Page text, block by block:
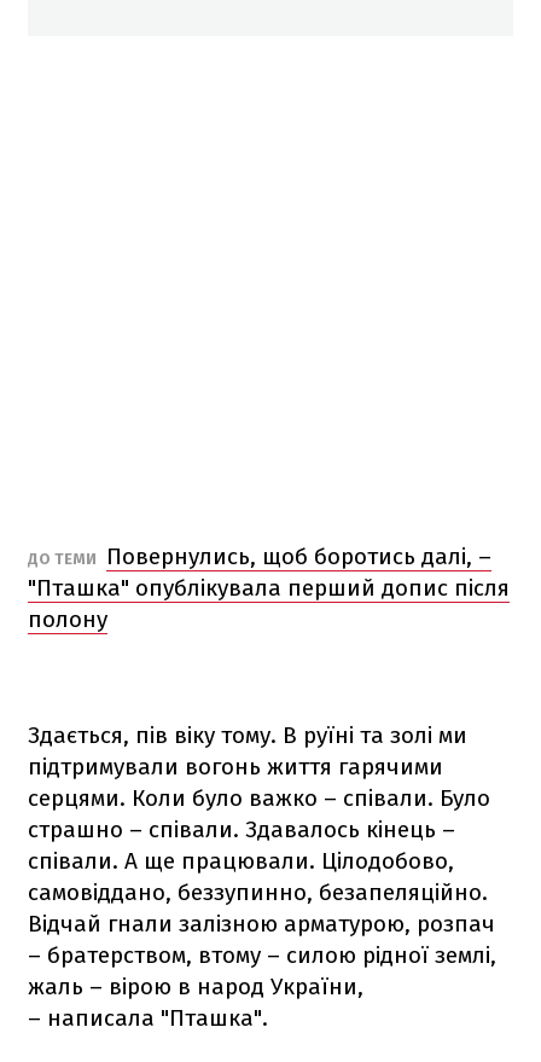
ДО ТЕМИ
Повернулись, щоб боротись далі, –
"Пташка" опублікувала перший допис після
полону
Здається, пів віку тому. В руїні та золі ми
підтримували вогонь життя гарячими
серцями. Коли було важко – співали. Було
страшно – співали. Здавалось кінець –
співали. А ще працювали. Цілодобово,
самовіддано, беззупинно, безапеляційно.
Відчай гнали залізною арматурою, розпач
– братерством, втому – силою рідної землі,
жаль – вірою в народ України,
– написала "Пташка".